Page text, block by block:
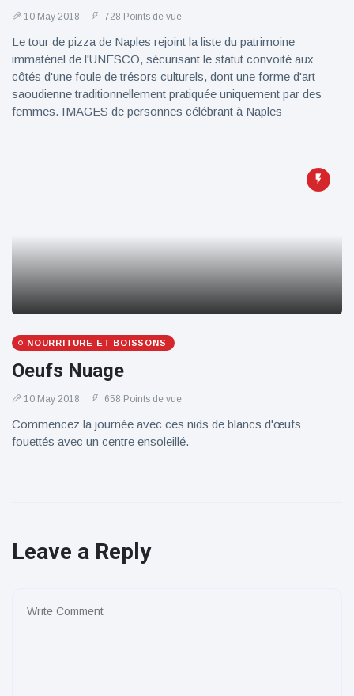
10 May 2018 728 Points de vue
Le tour de pizza de Naples rejoint la liste du patrimoine
immatériel de l'UNESCO, sécurisant le statut convoité aux
côtés d'une foule de trésors culturels, dont une forme d'art
saoudienne traditionnellement pratiquée uniquement par des
femmes. IMAGES de personnes célébrant à Naples
NOURRITURE ET BOISSONS
Oeufs Nuage
10 May 2018 658 Points de vue
Commencez la journée avec ces nids de blancs d'œufs
fouettés avec un centre ensoleillé.
Leave a Reply